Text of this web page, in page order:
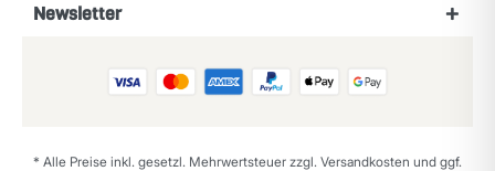
Newsletter
* Alle Preise inkl. gesetzl. Mehrwertsteuer zzgl. Versandkosten und ggf.